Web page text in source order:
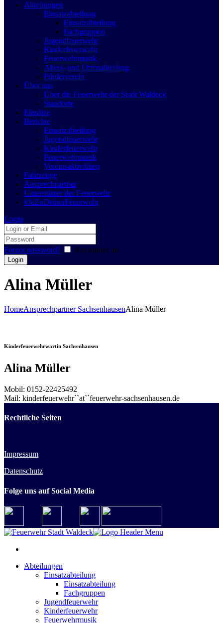
Abteilungen
Einsatzabteilung
Einsatzabteilung
Fachgruppen
Jugendfeuerwehr
Kinderfeuerwehr
Feuerwehrmusik
Alters- und Ehrenabteilung
Förderverein
Über uns
Über die Feuerwehr der Stadt Waldeck
Standorte
Einsätze
Berichte
Einsatzabteilung
Jugendfeuerwehr
Kinderfeuerwehr
Feuerwehrmusik
Vereinsaktivitäten
Fahrzeuge
Ansprechpartner
Unterstützer der Feuerwehr
#JaZuDeinerFeuerwehr
Login
Forgot password? Remember me
Alina Müller
HomeAnsprechpartner SachsenhausenAlina Müller
Kinderfeuerwehrwartin Sachsenhausen
Alina Müller
Mobil: 0152-22425492
Mail: kinderfeuerwehr``at``feuerwehr-sachsenhausen.de
Rechtliche Seiten
Impressum
Datenschutz
Folge uns auf Social Media
Abteilungen
Einsatzabteilung
Einsatzabteilung
Fachgruppen
Jugendfeuerwehr
Kinderfeuerwehr
Feuerwehrmusik